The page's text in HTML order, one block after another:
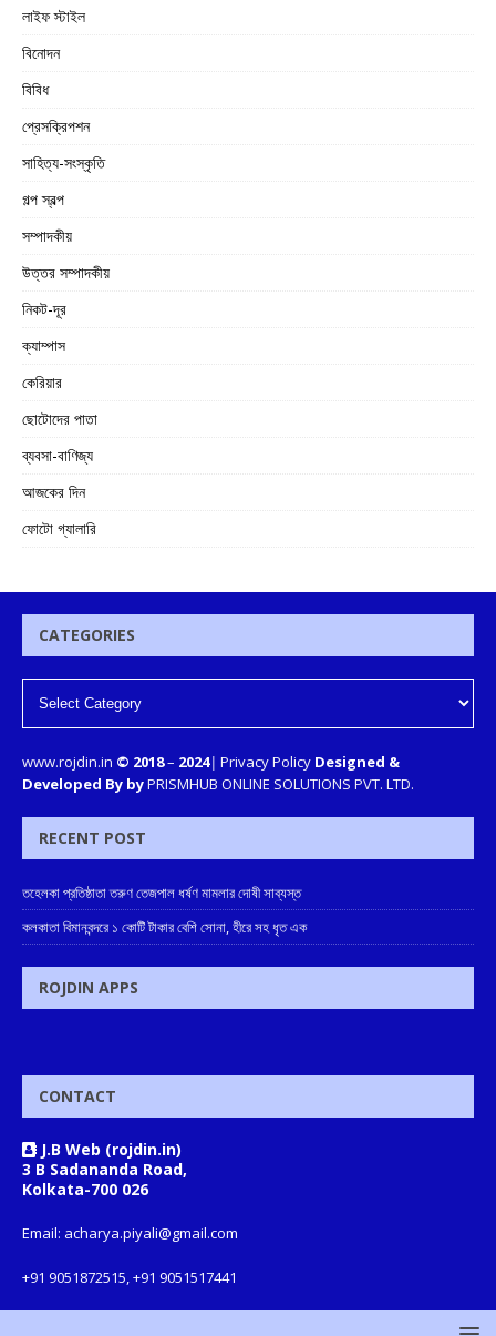
লাইফ স্টাইল
বিনোদন
বিবিধ
প্রেসক্রিপশন
সাহিত্য-সংস্কৃতি
গল্প স্বল্প
সম্পাদকীয়
উত্তর সম্পাদকীয়
নিকট-দূর
ক্যাম্পাস
কেরিয়ার
ছোটোদের পাতা
ব্যবসা-বাণিজ্য
আজকের দিন
ফোটো গ্যালারি
CATEGORIES
www.rojdin.in © 2018– 2024| Privacy Policy Designed &
Developed By byPRISMHUB ONLINE SOLUTIONS PVT. LTD.
RECENT POST
তহেলকা প্রতিষ্ঠাতা তরুণ তেজপাল ধর্ষণ মামলার দোষী সাব্যস্ত
কলকাতা বিমানবন্দরে ১ কোটি টাকার বেশি সোনা, হীরে সহ ধৃত এক
ROJDIN APPS
CONTACT
J.B Web (rojdin.in)
3 B Sadananda Road,
Kolkata-700 026
Email: acharya.piyali@gmail.com
+91 9051872515, +91 9051517441